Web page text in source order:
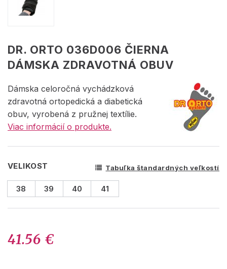
DR. ORTO 036D006 ČIERNA
DÁMSKA ZDRAVOTNÁ OBUV
Dámska celoročná vychádzková
zdravotná ortopedická a diabetická
obuv, vyrobená z pružnej textílie.
Viac informácií o produkte.
VELIKOST Tabuľka štandardných veľkostí
38 39 40 41
41.56 €